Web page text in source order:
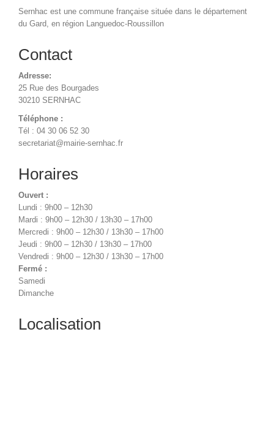
Sernhac est une commune française située dans le département
du Gard, en région Languedoc-Roussillon
Contact
Adresse:
25 Rue des Bourgades
30210 SERNHAC
Téléphone :
Tél : 04 30 06 52 30
secretariat@mairie-sernhac.fr
Horaires
Ouvert :
Lundi : 9h00 – 12h30
Mardi : 9h00 – 12h30 / 13h30 – 17h00
Mercredi : 9h00 – 12h30 / 13h30 – 17h00
Jeudi : 9h00 – 12h30 / 13h30 – 17h00
Vendredi : 9h00 – 12h30 / 13h30 – 17h00
Fermé :
Samedi
Dimanche
Localisation